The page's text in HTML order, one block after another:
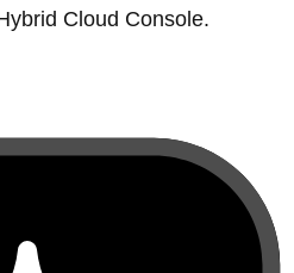
Cloud Console.